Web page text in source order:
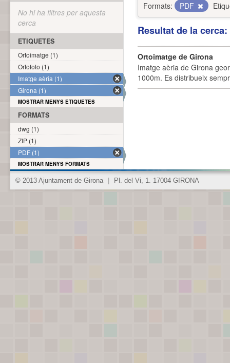
Formats:
PDF
Resultat de la
Ortoimatge de Girona
Imatge aèria de Girona
1000m. Es distribueix
No hi ha filtres per aquesta
cerca
ETIQUETES
Ortoimatge (1)
Ortofoto (1)
Imatge aèria (1)
Girona (1)
MOSTRAR MENYS ETIQUETES
FORMATS
dwg (1)
ZIP (1)
PDF (1)
MOSTRAR MENYS FORMATS
© 2013 Ajuntament de Girona Pl. del Vi, 1. 17004 GIRONA